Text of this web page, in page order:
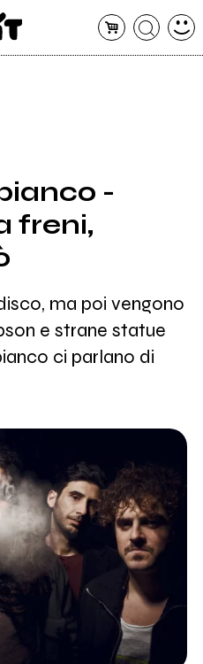
-
freni,
ma poi vengono
e strane statue
ci parlano di